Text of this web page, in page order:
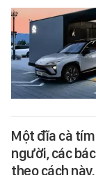
Một đĩa cà
người, các
theo cách